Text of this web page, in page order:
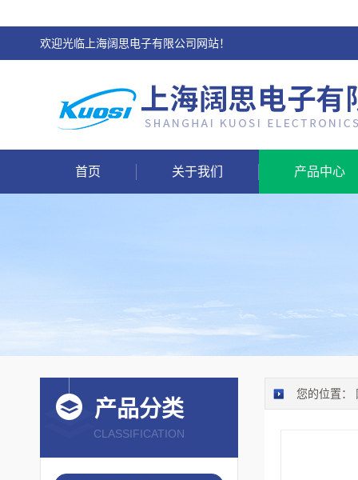
欢迎光临上海阔思电子有限公司网站！
首页 关于我们 产品中心
您的位置：
产品分类
CLASSIFICATION